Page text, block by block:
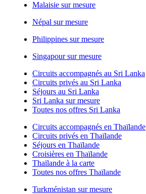
Malaisie sur mesure
Népal sur mesure
Philippines sur mesure
Singapour sur mesure
Circuits accompagnés au Sri Lanka
Circuits privés au Sri Lanka
Séjours au Sri Lanka
Sri Lanka sur mesure
Toutes nos offres Sri Lanka
Circuits accompagnés en Thaïlande
Circuits privés en Thaïlande
Séjours en Thaïlande
Croisières en Thaïlande
Thaïlande à la carte
Toutes nos offres Thaïlande
Turkménistan sur mesure